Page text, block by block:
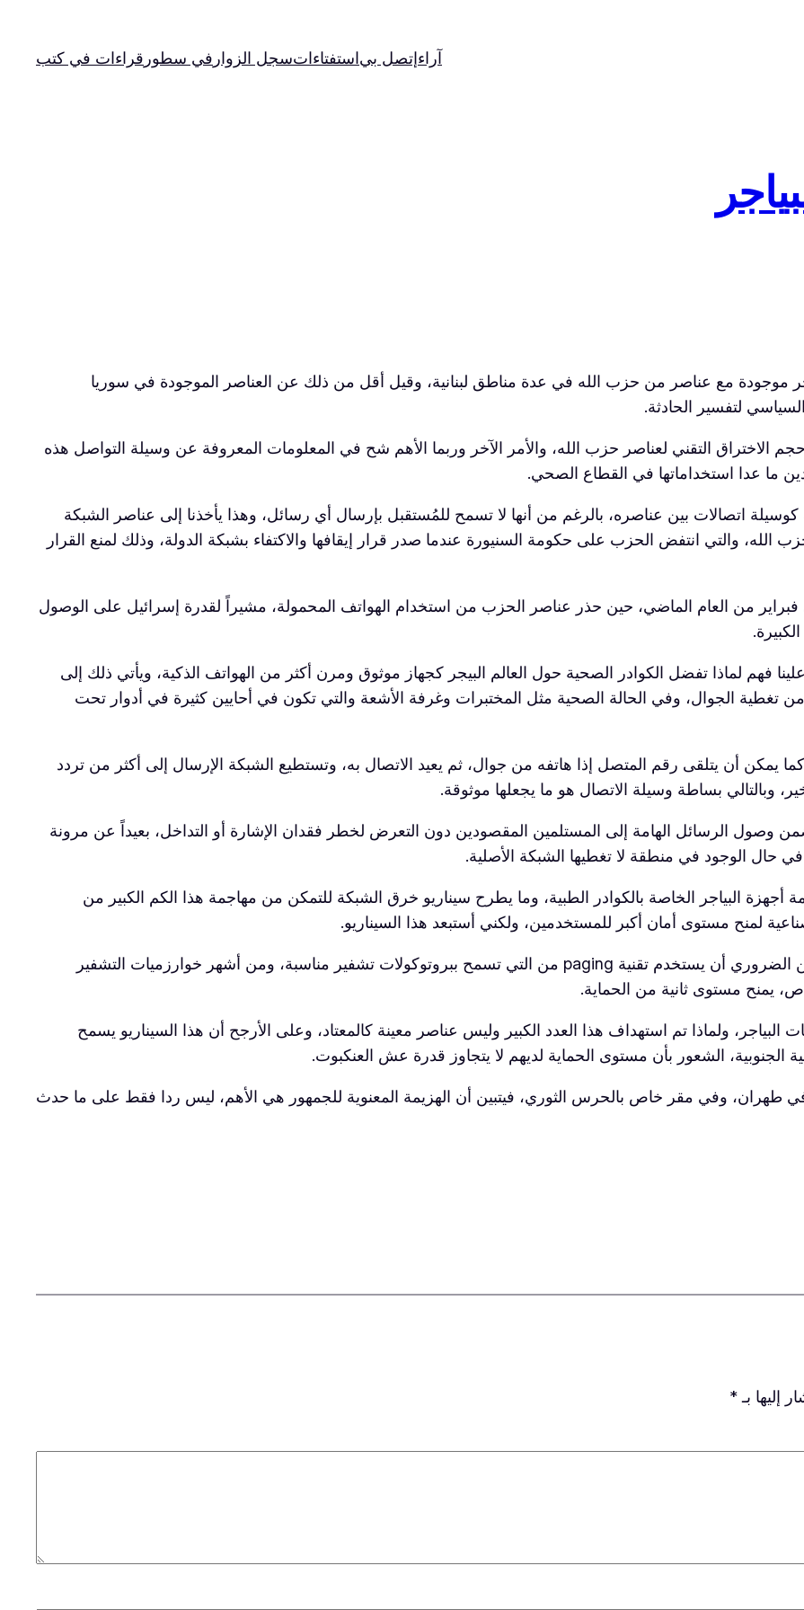
آراءإتصل بياستفتاءاتسجل الزوار في سطور قراءات في كتب
انفجار ما يقارب 3000 آلاف جهاز بيجر موجودة مع عناصر من حزب الله في عدة مناطق لبنانية، وقيل أقل من ذلك عن العناصر الموجودة في سوريا
لتفسير الحادثة.
الاختراق التقني لعناصر حزب الله، والأمر الآخر وربما الأهم شح في المعلومات المعروفة عن وسيلة التواصل هذه
ما عدا استخداماتها في القطاع الصحي.
كوسيلة اتصالات بين عناصره، بالرغم من أنها لا تسمح للمُستقبل بإرسال أي رسائل، وهذا يأخذنا إلى عناصر الشبكة
الله، والتي انتفض الحزب على حكومة السنيورة عندما صدر قرار إيقافها والاكتفاء بشبكة الدولة، وذلك لمنع القرار
من العام الماضي، حين حذر عناصر الحزب من استخدام الهواتف المحمولة، مشيراً لقدرة إسرائيل على الوصول
فهم لماذا تفضل الكوادر الصحية حول العالم البيجر كجهاز موثوق ومرن أكثر من الهواتف الذكية، ويأتي ذلك إلى
من تغطية الجوال، وفي الحالة الصحية مثل المختبرات وغرفة الأشعة والتي تكون في أحايين كثيرة في أدوار تحت
يمكن أن يتلقى رقم المتصل إذا هاتفه من جوال، ثم يعيد الاتصال به، وتستطيع الشبكة الإرسال إلى أكثر من تردد
وبالتالي بساطة وسيلة الاتصال هو ما يجعلها موثوقة.
الرسائل الهامة إلى المستلمين المقصودين دون التعرض لخطر فقدان الإشارة أو التداخل، بعيداً عن مرونة
حال الوجود في منطقة لا تغطيها الشبكة الأصلية.
أجهزة البياجر الخاصة بالكوادر الطبية، وما يطرح سيناريو خرق الشبكة للتمكن من مهاجمة هذا الكم الكبير من
لمنح مستوى أمان أكبر للمستخدمين، ولكني أستبعد هذا السيناريو.
من جانب آخر يسمح البيجر بدرجات من التشفير، حيث من الضروري أن يستخدم تقنية paging من التي تسمح ببروتوكولات تشفير مناسبة، ومن أشهر خوارزميات التشفير
ولماذا تم استهداف هذا العدد الكبير وليس عناصر معينة كالمعتاد، وعلى الأرجح أن هذا السيناريو يسمح
الشعور بأن مستوى الحماية لديهم لا يتجاوز قدرة عش العنكبوت.
في طهران، وفي مقر خاص بالحرس الثوري، فيتبين أن الهزيمة المعنوية للجمهور هي الأهم، ليس ردا فقط على ما حدث
إليها بـ*